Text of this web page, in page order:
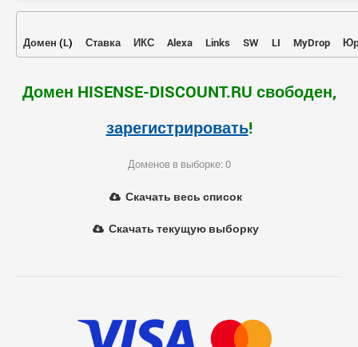
Домен (L) Ставка ИКС Alexa Links SW LI MyDrop
Домен HISENSE-DISCOUNT.RU свободен,
зарегистрировать!
Доменов в выборке: 0
Скачать весь список
Скачать текущую выборку